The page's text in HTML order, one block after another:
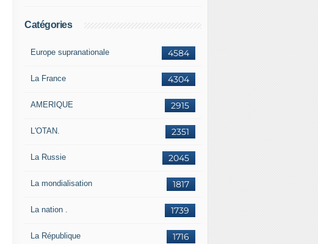
Catégories
4584
Europe supranationale
4304
La France
2915
AMERIQUE
2351
L'OTAN.
2045
La Russie
1817
La mondialisation
1739
La nation .
1716
La République